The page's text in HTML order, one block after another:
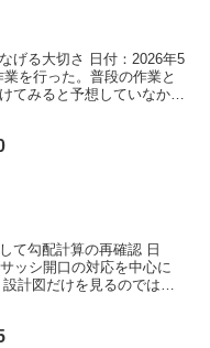
げる大切さ 日付：2026年5
を行った。普段の作業と
てみると予想していなかっ
て勾配計算の再確認 日
ッシ開口の対応を中心に
計図だけを見るのではな